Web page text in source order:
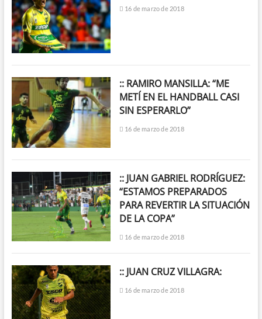
16 de marzo de 2018
:: RAMIRO MANSILLA: “ME
METÍ EN EL HANDBALL CASI
SIN ESPERARLO”
16 de marzo de 2018
:: JUAN GABRIEL RODRÍGUEZ:
“ESTAMOS PREPARADOS
PARA REVERTIR LA SITUACIÓN
DE LA COPA”
16 de marzo de 2018
:: JUAN CRUZ VILLAGRA:
16 de marzo de 2018